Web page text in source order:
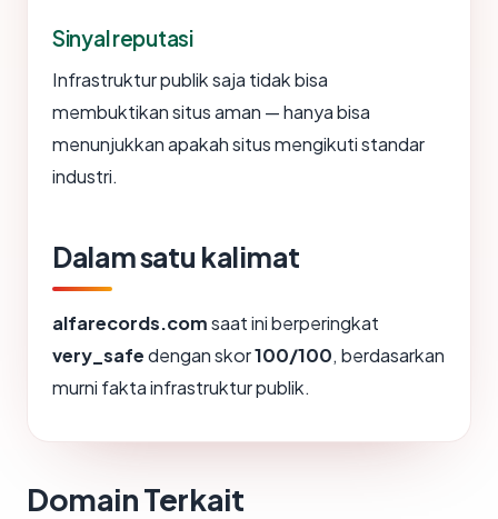
Sinyal reputasi
Infrastruktur publik saja tidak bisa
membuktikan situs aman — hanya bisa
menunjukkan apakah situs mengikuti standar
industri.
Dalam satu kalimat
alfarecords.comsaat ini berperingkat
very_safedengan skor100/100, berdasarkan
murni fakta infrastruktur publik.
Domain Terkait